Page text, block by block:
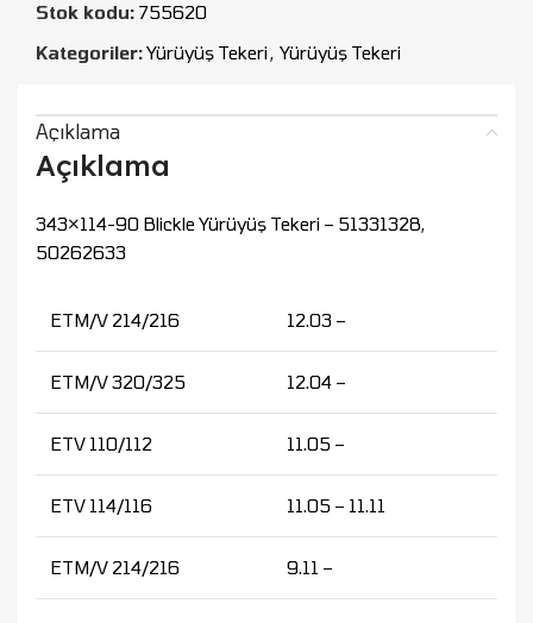
Stok kodu: 755620
Kategoriler:Yürüyüş Tekeri, Yürüyüş Tekeri
Açıklama
Açıklama
343×114-90 Blickle Yürüyüş Tekeri – 51331328,
50262633
ETM/V 214/216 12.03 –
ETM/V 320/325 12.04 –
ETV 110/112 11.05 –
ETV 114/116 11.05 – 11.11
ETM/V 214/216 9.11 –